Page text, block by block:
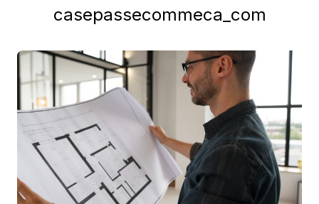
casepassecommeca_com